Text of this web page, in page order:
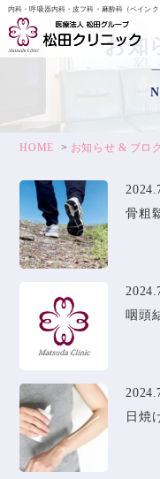
内科・呼吸器内科・皮フ科・麻酔科（ペイン
お知
HOME お知らせ & ブロ
骨粗
咽頭
日焼